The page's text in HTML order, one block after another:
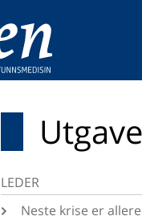
LEDER
Neste krise er